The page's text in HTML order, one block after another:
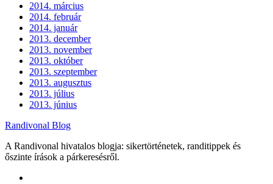
2014. március
2014. február
2014. január
2013. december
2013. november
2013. október
2013. szeptember
2013. augusztus
2013. július
2013. június
Randivonal Blog
A Randivonal hivatalos blogja: sikertörténetek, randitippek és
őszinte írások a párkeresésről.